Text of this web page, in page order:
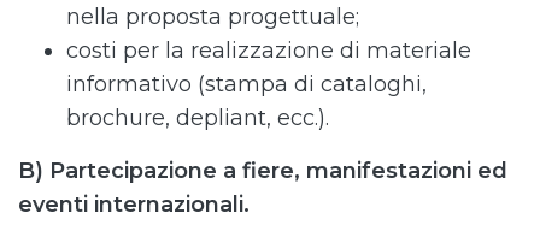
nella proposta progettuale;
costi per la realizzazione di materiale
informativo (stampa di cataloghi,
brochure, depliant, ecc.).
B) Partecipazione a fiere, manifestazioni ed
eventi internazionali.